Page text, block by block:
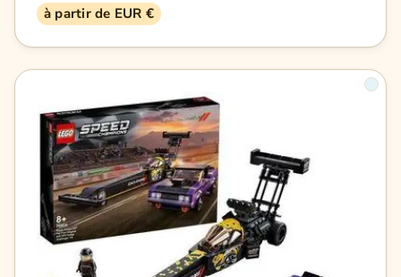
à partir de EUR €